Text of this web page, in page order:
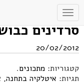
Toggle
navigation
סרדינים
20/02/2012
קטגוריות: מתכונים.
תגיות: איטלקיה בתחנה,